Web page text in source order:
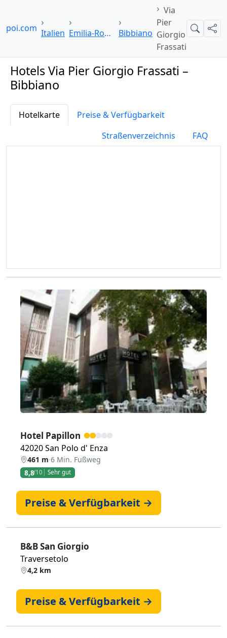
Italien Emilia-Romagna Bibbiano
Via
Pier
Giorgio
Frassati
Suche
Hotels Via Pier Giorgio Frassati –
Bibbiano
Hotelkarte
Preise & Verfügbarkeit
Straßenverzeichnis
FAQ
Zurück
Hotel Papillon
42020 San Polo d' Enza
461 m·6 Min. Fußweg
8,8/10 Sehr gut
Preise & Verfügbarkeit →
B&B San Giorgio
Traversetolo
4,2 km
Preise & Verfügbarkeit →